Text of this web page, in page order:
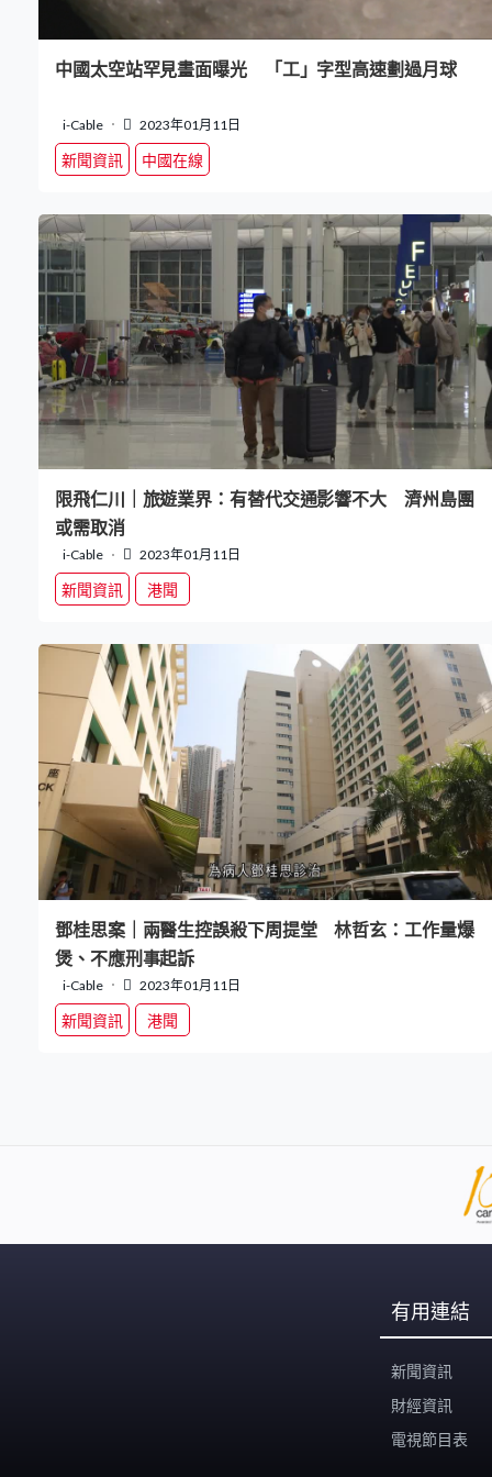
中國太空站罕見畫面曝光 「工」字型高速劃過月球
i-Cable 2023年01月11日
新聞資訊 中國在線
限飛仁川｜旅遊業界：有替代交通影響不大 濟州島團
或需取消
i-Cable 2023年01月11日
新聞資訊 港聞
鄧桂思案｜兩醫生控誤殺下周提堂 林哲玄：工作量爆
煲、不應刑事起訴
i-Cable 2023年01月11日
新聞資訊 港聞
有用連結
新聞資訊
財經資訊
電視節目表